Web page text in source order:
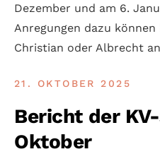
Dezember und am 6.
Anre­gungen dazu können
Christian oder Albrecht
21. OKTOBER 2025
Bericht der
Oktober